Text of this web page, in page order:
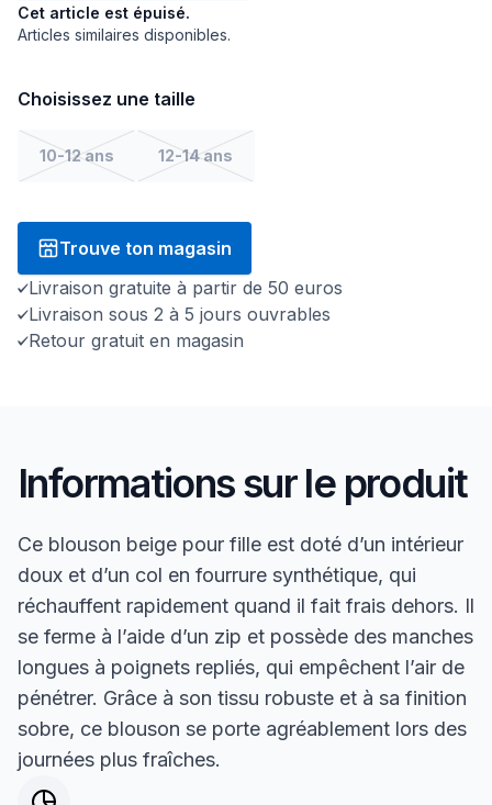
Cet article est épuisé.
Articles similaires disponibles.
Choisissez une taille
10-12 ans 12-14 ans
Trouve ton magasin
Livraison gratuite à partir de 50 euros
Livraison sous 2 à 5 jours ouvrables
Retour gratuit en magasin
Informations sur le produit
Ce blouson beige pour fille est doté d’un intérieur
doux et d’un col en fourrure synthétique, qui
réchauffent rapidement quand il fait frais dehors. Il
se ferme à l’aide d’un zip et possède des manches
longues à poignets repliés, qui empêchent l’air de
pénétrer. Grâce à son tissu robuste et à sa finition
sobre, ce blouson se porte agréablement lors des
journées plus fraîches.